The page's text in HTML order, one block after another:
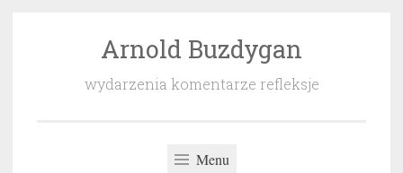
Arnold Buzdygan
wydarzenia komentarze refleksje
Menu